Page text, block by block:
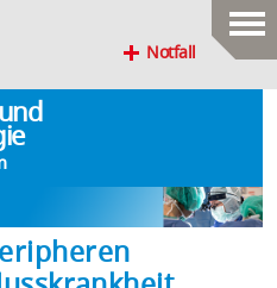
Notfall